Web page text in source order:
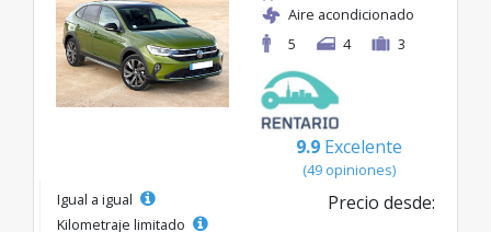
Aire acondicionado
5
4 3
9.9 Excelente
(49 opiniones)
Igual a igual
Kilometraje limitado
Precio desde: